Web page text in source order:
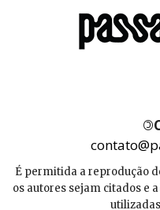
©
É permitida a reprodução
os autores sejam citados e